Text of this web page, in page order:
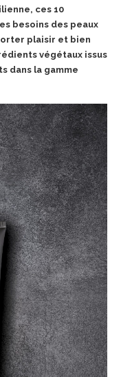
ces 10
besoins des peaux
plaisir et bien
végétaux issus
dans la gamme